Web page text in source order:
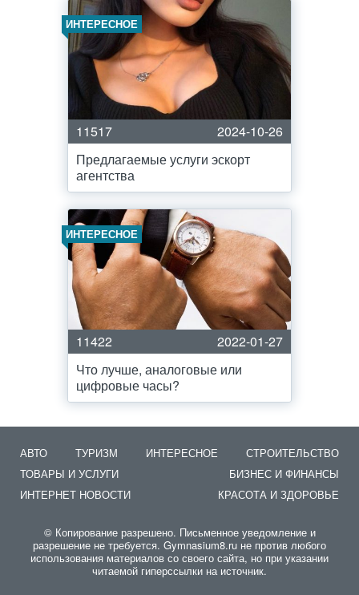
ИНТЕРЕСНОЕ
11517
2024-10-26
Предлагаемые услуги эскорт
агентства
ИНТЕРЕСНОЕ
11422
2022-01-27
Что лучше, аналоговые или
цифровые часы?
АВТО ТУРИЗМ ИНТЕРЕСНОЕ
СТРОИТЕЛЬСТВО
ТОВАРЫ И УСЛУГИ
БИЗНЕС И ФИНАНСЫ
ИНТЕРНЕТ НОВОСТИ
КРАСОТА И ЗДОРОВЬЕ
© Копирование разрешено. Письменное уведомление и
разрешение не требуется. Gymnasium8.ru не против любого
использования материалов со своего сайта, но при указании
читаемой гиперссылки на источник.